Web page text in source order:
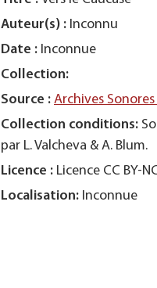
Auteur(s) : Inconnu
Date : Inconnue
Collection:
Source : Archives
Collection conditions:
par L. Valcheva & A. Blum.
Licence : Licence CC BY-
Localisation: Inconnue